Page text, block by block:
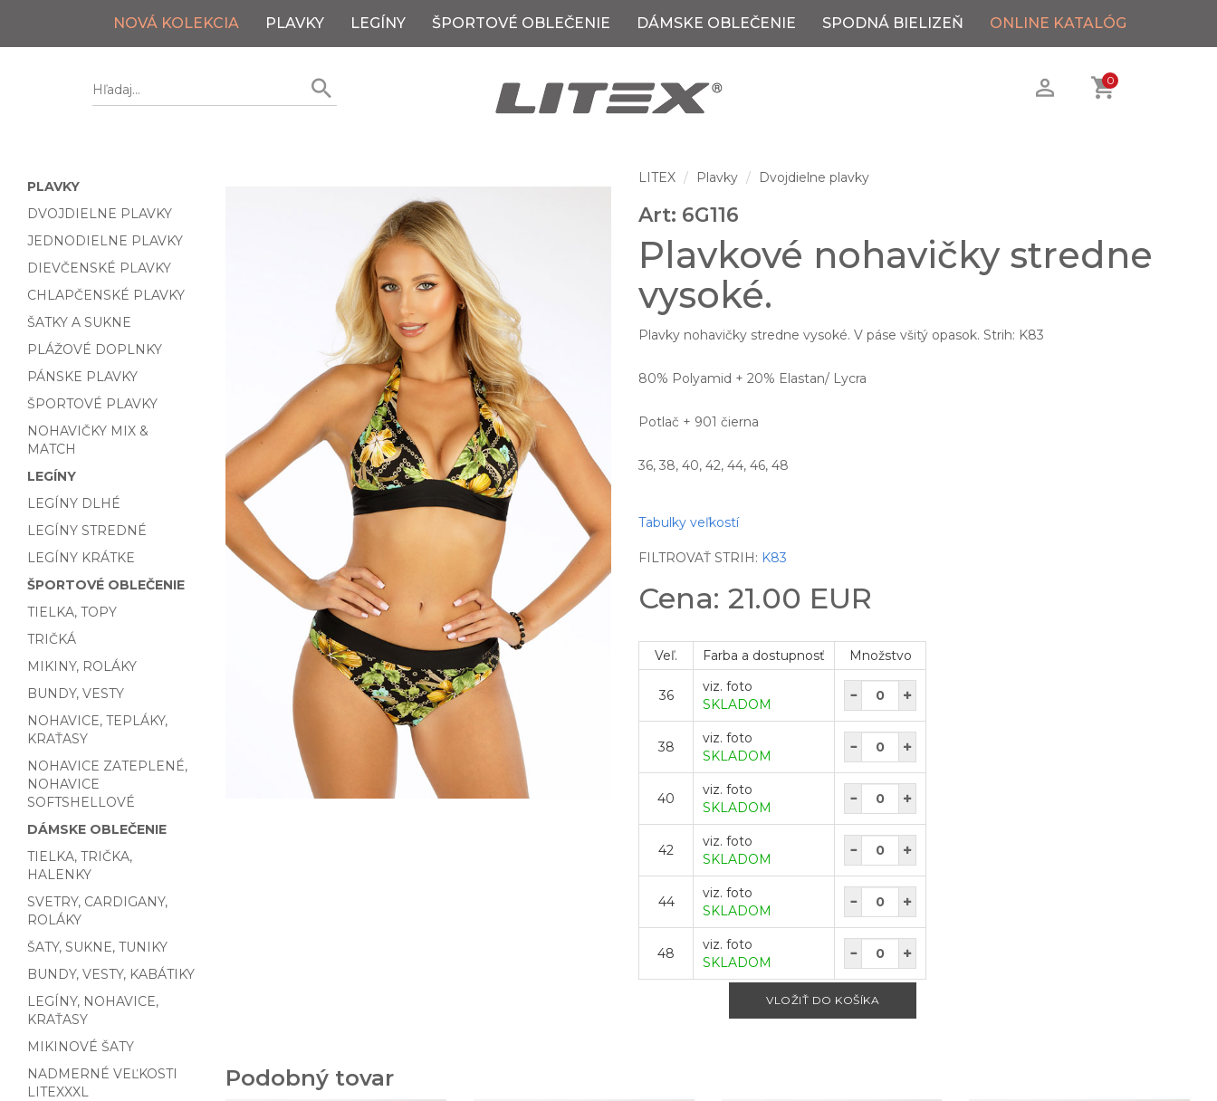
NOVÁ KOLEKCIA PLAVKY LEGÍNY ŠPORTOVÉ OBLEČENIE DÁMSKE OBLEČENIE SPODNÁ BIELIZEŇ ONLINE KATALÓG
0
PLAVKY
DVOJDIELNE PLAVKY
JEDNODIELNE PLAVKY
DIEVČENSKÉ PLAVKY
CHLAPČENSKÉ PLAVKY
ŠATKY A SUKNE
PLÁŽOVÉ DOPLNKY
PÁNSKE PLAVKY
ŠPORTOVÉ PLAVKY
NOHAVIČKY MIX &
MATCH
LEGÍNY
LEGÍNY DLHÉ
LEGÍNY STREDNÉ
LEGÍNY KRÁTKE
ŠPORTOVÉ OBLEČENIE
TIELKA, TOPY
TRIČKÁ
MIKINY, ROLÁKY
BUNDY, VESTY
NOHAVICE, TEPLÁKY,
KRAŤASY
NOHAVICE ZATEPLENÉ,
NOHAVICE
SOFTSHELLOVÉ
DÁMSKE OBLEČENIE
TIELKA, TRIČKA,
HALENKY
SVETRY, CARDIGANY,
ROLÁKY
ŠATY, SUKNE, TUNIKY
BUNDY, VESTY, KABÁTIKY
LEGÍNY, NOHAVICE,
KRAŤASY
MIKINOVÉ ŠATY
NADMERNÉ VEĽKOSTI
LITEXXXL
LITEX Plavky Dvojdielne plavky
Art: 6G116
Plavkové nohavičky stredne
vysoké.
Plavky nohavičky stredne vysoké. V páse všitý opasok. Strih: K83
80% Polyamid + 20% Elastan/ Lycra
Potlač + 901 čierna
36, 38, 40, 42, 44, 46, 48
Tabulky veľkostí
FILTROVAŤ STRIH: K83
Cena: 21.00 EUR
Veľ. Farba a dostupnosť Množstvo
36
viz. foto
SKLADOM
38
viz. foto
SKLADOM
40
viz. foto
SKLADOM
42
viz. foto
SKLADOM
44
viz. foto
SKLADOM
48
viz. foto
SKLADOM
Podobný tovar